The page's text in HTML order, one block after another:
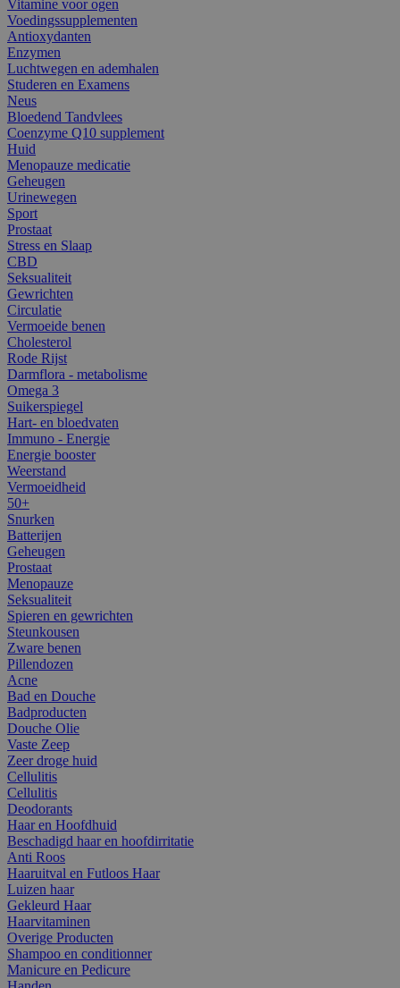
Vitamine voor ogen
Voedingssupplementen
Antioxydanten
Enzymen
Luchtwegen en ademhalen
Studeren en Examens
Neus
Bloedend Tandvlees
Coenzyme Q10 supplement
Huid
Menopauze medicatie
Geheugen
Urinewegen
Sport
Prostaat
Stress en Slaap
CBD
Seksualiteit
Gewrichten
Circulatie
Vermoeide benen
Cholesterol
Rode Rijst
Darmflora - metabolisme
Omega 3
Suikerspiegel
Hart- en bloedvaten
Immuno - Energie
Energie booster
Weerstand
Vermoeidheid
50+
Snurken
Batterijen
Geheugen
Prostaat
Menopauze
Seksualiteit
Spieren en gewrichten
Steunkousen
Zware benen
Pillendozen
Acne
Bad en Douche
Badproducten
Douche Olie
Vaste Zeep
Zeer droge huid
Cellulitis
Cellulitis
Deodorants
Haar en Hoofdhuid
Beschadigd haar en hoofdirritatie
Anti Roos
Haaruitval en Futloos Haar
Luizen haar
Gekleurd Haar
Haarvitaminen
Overige Producten
Shampoo en conditionner
Manicure en Pedicure